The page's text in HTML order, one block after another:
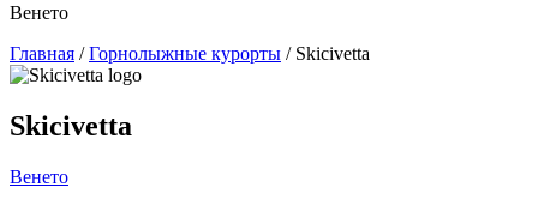
Венето
Главная / Горнолыжные курорты / Skicivetta
Skicivetta
Венето